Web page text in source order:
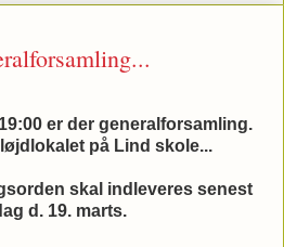
er der generalforsamling.
på Lind skole...
skal indleveres senest
d. 19. marts.